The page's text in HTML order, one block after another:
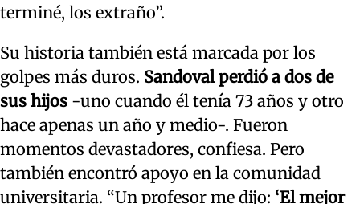
terminé, los extraño”.
Su historia también está marcada por los
golpes más duros. Sandoval perdió a dos de
sus hijos -uno cuando él tenía 73 años y otro
hace apenas un año y medio-. Fueron
momentos devastadores, confiesa. Pero
también encontró apoyo en la comunidad
universitaria. “Un profesor me dijo: ‘El mejor